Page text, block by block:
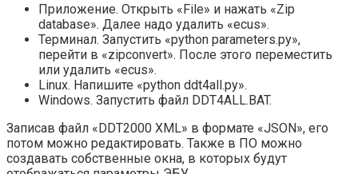
Приложение. Открыть «File» и нажать «Zip
database». Далее надо удалить «ecus».
Терминал. Запустить «python parameters.py»,
перейти в «zipconvert». После этого переместить
или удалить «ecus».
Linux. Напишите «python ddt4all.py».
Windows. Запустить файл DDT4ALL.BAT.
Записав файл «DDT2000 XML» в формате «JSON», его
потом можно редактировать. Также в ПО можно
создавать собственные окна, в которых будут